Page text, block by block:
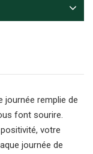
journée remplie de
font sourire.
votre
journée de